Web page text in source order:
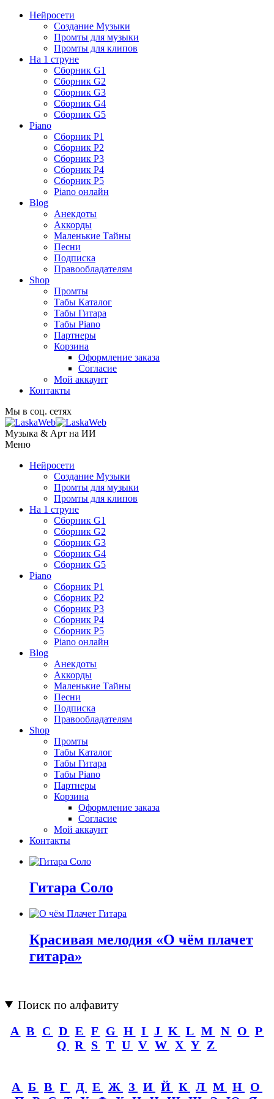
Нейросети
Создание Музыки
Промты для музыки
Промты для клипов
На 1 струне
Сборник G1
Сборник G2
Сборник G3
Сборник G4
Сборник G5
Piano
Сборник P1
Сборник P2
Сборник P3
Сборник P4
Сборник P5
Piano онлайн
Blog
Анекдоты
Аккорды
Маленькие Тайны
Песни
Подписка
Правообладателям
Shop
Промты
Табы Каталог
Табы Гитара
Табы Piano
Партнеры
Корзина
Оформление заказа
Согласие
Мой аккаунт
Контакты
Мы в соц. сетях
Музыка & Арт на ИИ
Меню
Нейросети
Создание Музыки
Промты для музыки
Промты для клипов
На 1 струне
Сборник G1
Сборник G2
Сборник G3
Сборник G4
Сборник G5
Piano
Сборник P1
Сборник P2
Сборник P3
Сборник P4
Сборник P5
Piano онлайн
Blog
Анекдоты
Аккорды
Маленькие Тайны
Песни
Подписка
Правообладателям
Shop
Промты
Табы Каталог
Табы Гитара
Табы Piano
Партнеры
Корзина
Оформление заказа
Согласие
Мой аккаунт
Контакты
Гитара Соло
Красивая мелодия «О чём плачет
гитара»
Поиск по алфавиту
A B C D E F G H I J K L M N O
P
Q
R S T U V W X Y Z
А Б В Г Д Е Ж З И Й К Л М Н
О